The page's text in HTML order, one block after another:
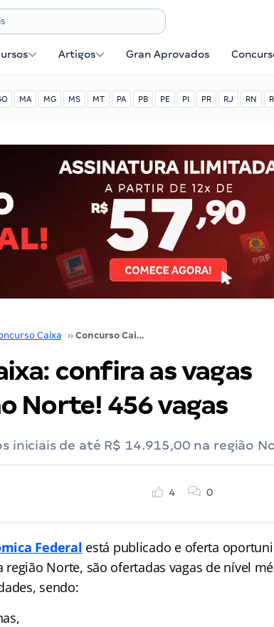
Artigos Gran Aprovados
MA MG MS MT PA PB PE PI PR RJ RN
Caixa ›› Concurso Caixa: confira as vagas ofertadas no Norte! 456 vagas
confira as vagas
Norte! 456 vagas
iniciais de até R$ 14.915,00 na região
4 0
Federal está publicado e oferta
região Norte, são ofertadas vagas de nível
sendo: